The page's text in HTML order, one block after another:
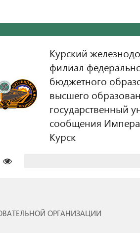
Курский
филиал
бюджетного
высшего
государственный
сообщения
Курск
ОРГАНИЗАЦИИ